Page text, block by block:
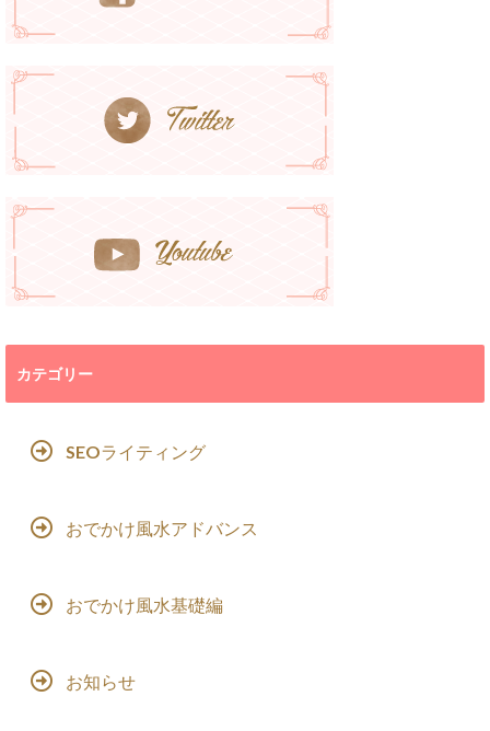
カテゴリー
SEOライティング
おでかけ風水アドバンス
おでかけ風水基礎編
お知らせ